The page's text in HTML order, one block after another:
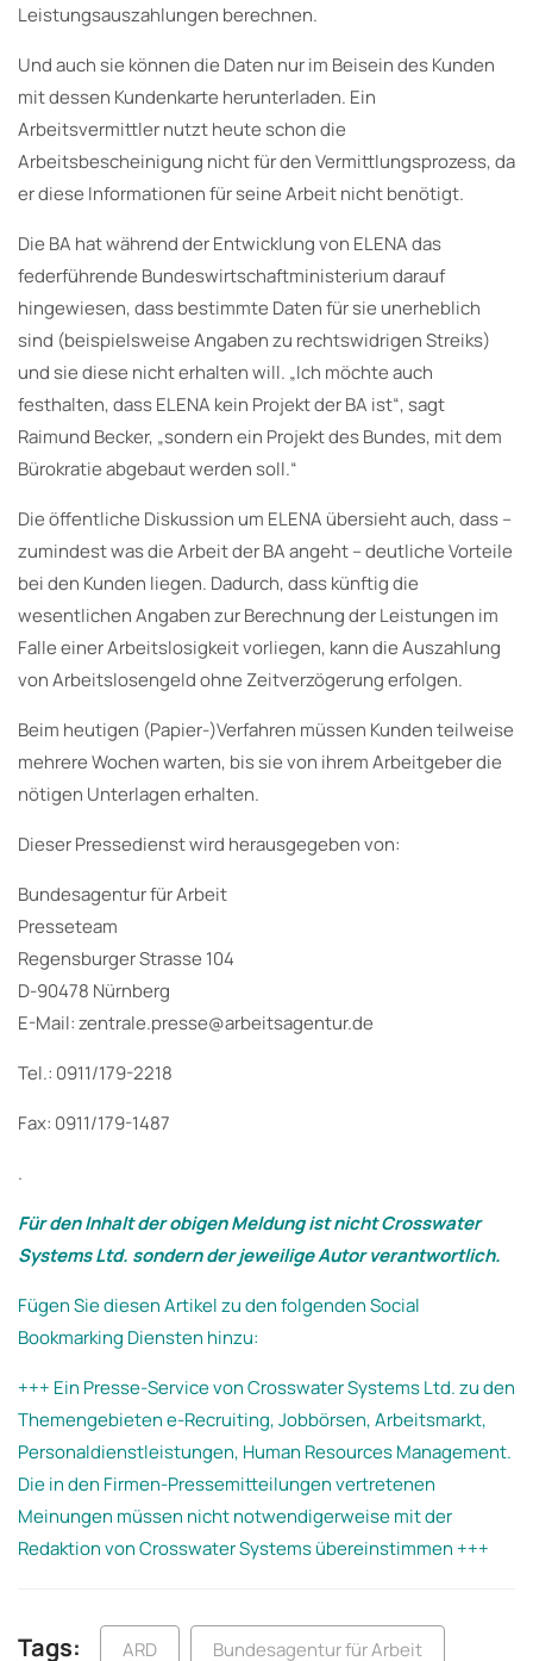
Leistungsauszahlungen berechnen.
Und auch sie können die Daten nur im Beisein des Kunden
mit dessen Kundenkarte herunterladen. Ein
Arbeitsvermittler nutzt heute schon die
Arbeitsbescheinigung nicht für den Vermittlungsprozess, da
er diese Informationen für seine Arbeit nicht benötigt.
Die BA hat während der Entwicklung von ELENA das
federführende Bundeswirtschaftministerium darauf
hingewiesen, dass bestimmte Daten für sie unerheblich
sind (beispielsweise Angaben zu rechtswidrigen Streiks)
und sie diese nicht erhalten will. „Ich möchte auch
festhalten, dass ELENA kein Projekt der BA ist“, sagt
Raimund Becker, „sondern ein Projekt des Bundes, mit dem
Bürokratie abgebaut werden soll.“
Die öffentliche Diskussion um ELENA übersieht auch, dass –
zumindest was die Arbeit der BA angeht – deutliche Vorteile
bei den Kunden liegen. Dadurch, dass künftig die
wesentlichen Angaben zur Berechnung der Leistungen im
Falle einer Arbeitslosigkeit vorliegen, kann die Auszahlung
von Arbeitslosengeld ohne Zeitverzögerung erfolgen.
Beim heutigen (Papier-)Verfahren müssen Kunden teilweise
mehrere Wochen warten, bis sie von ihrem Arbeitgeber die
nötigen Unterlagen erhalten.
Dieser Pressedienst wird herausgegeben von:
Bundesagentur für Arbeit
Presseteam
Regensburger Strasse 104
D-90478 Nürnberg
E-Mail: zentrale.presse@arbeitsagentur.de
Tel.: 0911/179-2218
Fax: 0911/179-1487
.
Für den Inhalt der obigen Meldung ist nicht Crosswater
Systems Ltd. sondern der jeweilige Autor verantwortlich.
Fügen Sie diesen Artikel zu den folgenden Social
Bookmarking Diensten hinzu:
+++ Ein Presse-Service von Crosswater Systems Ltd. zu den
Themengebieten e-Recruiting, Jobbörsen, Arbeitsmarkt,
Personaldienstleistungen, Human Resources Management.
Die in den Firmen-Pressemitteilungen vertretenen
Meinungen müssen nicht notwendigerweise mit der
Redaktion von Crosswater Systems übereinstimmen +++
Tags: ARD Bundesagentur für Arbeit